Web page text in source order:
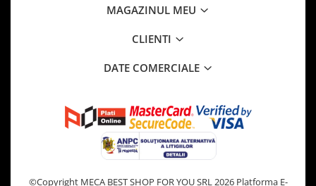
MAGAZINUL MEU
CLIENTI
DATE COMERCIALE
©Copyright MECA BEST SHOP FOR YOU SRL 2026 Platforma E-